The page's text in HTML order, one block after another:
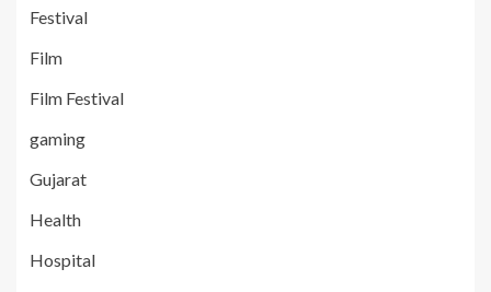
Festival
Film
Film Festival
gaming
Gujarat
Health
Hospital